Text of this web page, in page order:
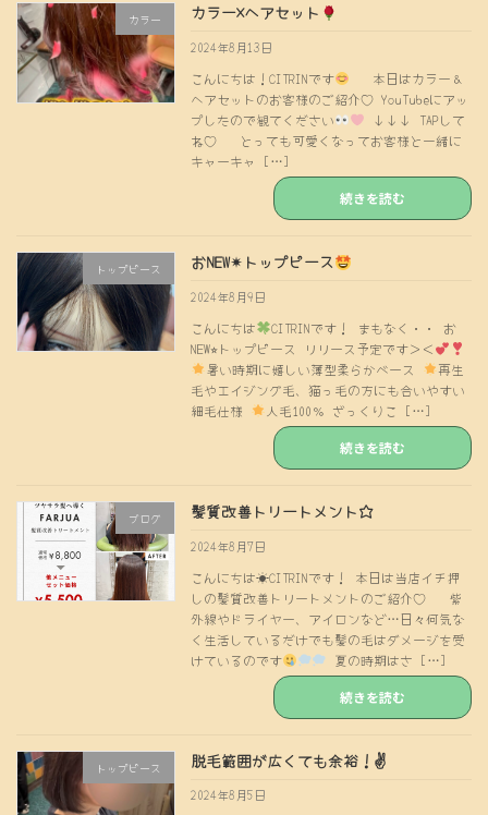
カラー カラー×ヘアセット
2024年8月13日
こんにちは！CITRINです
本日はカラー＆
ヘアセットのお客様のご紹介♡ YouTubeにアッ
プしたので観てください
↓↓↓ TAPして
ね♡ とっても可愛くなってお客様と一緒に
キャーキャ […]
続きを読む
トップピース おNEW✴︎トップピース
2024年8月9日
こんにちは
CITRINです！ まもなく・・ お
NEW⭐︎トップピース リリース予定です＞＜
暑い時期に嬉しい薄型柔らかベース
再生
毛やエイジング毛、猫っ毛の方にも合いやすい
細毛仕様
人毛100％ ざっくりこ […]
続きを読む
ブログ 髪質改善トリートメント☆
2024年8月7日
こんにちは☀CITRINです！ 本日は当店イチ押
しの髪質改善トリートメントのご紹介♡ 紫
外線やドライヤー、アイロンなど…日々何気な
く生活しているだけでも髪の毛はダメージを受
けているのです
夏の時期はさ […]
続きを読む
トップピース 脱毛範囲が広くても余裕！✌️
2024年8月5日